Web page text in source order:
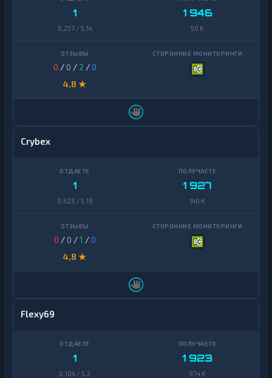
1
0,257 / 5,14
1 946
50 K
0 / 0 / 2 /0
4,8 ★
Crybex
1
0,623 / 5,19
1 927
140 K
0 / 0 /1 /0
4,8 ★
Flexy69
1
0,104 / 5,2
1 923
974 K